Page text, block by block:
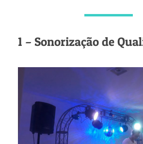
1 – Sonorização de